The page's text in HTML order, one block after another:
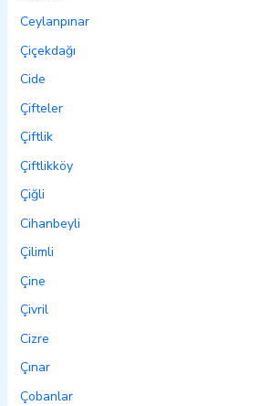
Ceylanpınar
Çiçekdağı
Cide
Çifteler
Çiftlik
Çiftlikköy
Çiğli
Cihanbeyli
Çilimli
Çine
Çivril
Cizre
Çınar
Çobanlar